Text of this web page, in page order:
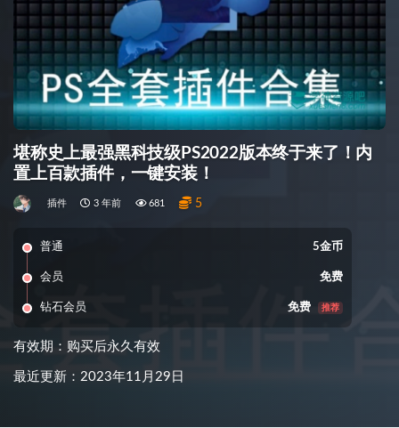
堪称史上最强黑科技级PS2022版本终于来了！内
置上百款插件，一键安装！
插件 3 年前 681 5
普通 5金币
会员 免费
钻石会员 免费 推荐
有效期：购买后永久有效
最近更新：2023年11月29日